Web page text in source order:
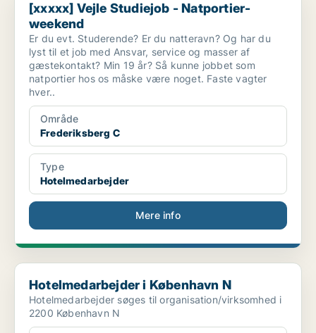
[xxxxx] Vejle Studiejob - Natportier-
weekend
Er du evt. Studerende? Er du natteravn? Og har du
lyst til et job med Ansvar, service og masser af
gæstekontakt? Min 19 år? Så kunne jobbet som
natportier hos os måske være noget. Faste vagter
hver..
Område
Frederiksberg C
Type
Hotelmedarbejder
Mere info
Hotelmedarbejder i København N
Hotelmedarbejder i København N
Hotelmedarbejder søges til organisation/virksomhed i
2200 København N